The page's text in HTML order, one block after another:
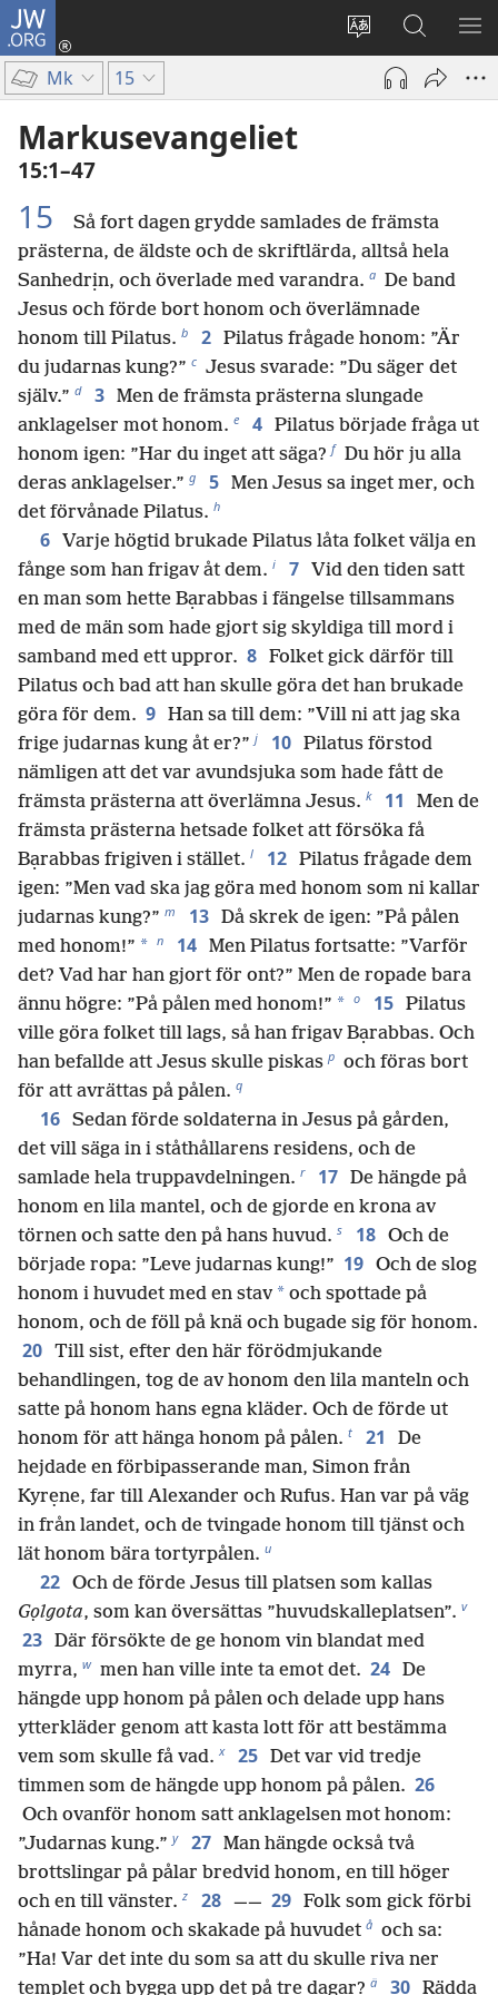
JW.ORG
Ändra
webbplatsens
språk
Logga
(öppnar
Sök
på
jw.org
Mk 15
Markusevangeliet
15:1–47
15
Så fort dagen grydde samlades de främsta
prästerna, de äldste och de skriftlärda, alltså hela
Sanhedrịn, och överlade med varandra. a De band
Jesus och förde bort honom och överlämnade
honom till Pilatus. b 2 Pilatus frågade honom: ”Är
du judarnas kung?” c Jesus svarade: ”Du säger det
själv.” d 3 Men de främsta prästerna slungade
anklagelser mot honom. e 4 Pilatus började fråga ut
honom igen: ”Har du inget att säga? f Du hör ju alla
deras anklagelser.” g 5 Men Jesus sa inget mer, och
det förvånade Pilatus. h
6 Varje högtid brukade Pilatus låta folket välja en
fånge som han frigav åt dem. i 7 Vid den tiden satt
en man som hette Bạrabbas i fängelse tillsammans
med de män som hade gjort sig skyldiga till mord i
samband med ett uppror. 8 Folket gick därför till
Pilatus och bad att han skulle göra det han brukade
göra för dem. 9 Han sa till dem: ”Vill ni att jag ska
frige judarnas kung åt er?” j 10 Pilatus förstod
nämligen att det var avundsjuka som hade fått de
främsta prästerna att överlämna Jesus. k 11
Men de
främsta prästerna hetsade folket att försöka få
Bạrabbas frigiven i stället. l 12 Pilatus frågade dem
igen: ”Men vad ska jag göra med honom som ni kallar
judarnas kung?” m 13 Då skrek de igen: ”På pålen
med honom!” * n 14 Men Pilatus fortsatte: ”Varför
det? Vad har han gjort för ont?” Men de ropade bara
ännu högre: ”På pålen med honom!” * o 15 Pilatus
ville göra folket till lags, så han frigav Bạrabbas. Och
han befallde att Jesus skulle piskas p och föras bort
för att avrättas på pålen. q
16 Sedan förde soldaterna in Jesus på gården,
det vill säga in i ståthållarens residens, och de
samlade hela truppavdelningen. r 17 De hängde på
honom en lila mantel, och de gjorde en krona av
törnen och satte den på hans huvud. s 18 Och de
började ropa: ”Leve judarnas kung!” 19 Och de slog
honom i huvudet med en stav * och spottade på
honom, och de föll på knä och bugade sig för honom.
20 Till sist, efter den här förödmjukande
behandlingen, tog de av honom den lila manteln och
satte på honom hans egna kläder. Och de förde ut
honom för att hänga honom på pålen. t 21
De
hejdade en förbipasserande man, Simon från
Kyrẹne, far till Alexander och Rufus. Han var på väg
in från landet, och de tvingade honom till tjänst och
lät honom bära tortyrpålen. u
22 Och de förde Jesus till platsen som kallas
Gọlgota, som kan översättas ”huvudskalleplatsen”. v
23 Där försökte de ge honom vin blandat med
myrra, w men han ville inte ta emot det. 24 De
hängde upp honom på pålen och delade upp hans
ytterkläder genom att kasta lott för att bestämma
vem som skulle få vad. x 25 Det var vid tredje
timmen som de hängde upp honom på pålen. 26
Och ovanför honom satt anklagelsen mot honom:
”Judarnas kung.” y 27 Man hängde också två
brottslingar på pålar bredvid honom, en till höger
och en till vänster. z 28 —— 29 Folk som gick förbi
hånade honom och skakade på huvudet å och sa:
”Ha! Var det inte du som sa att du skulle riva ner
templet och bygga upp det på tre dagar? ä 30 Rädda